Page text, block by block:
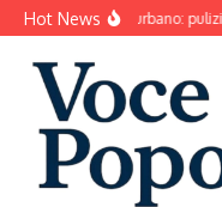
Salta al contenuto
Hot NewsDecoro urbano: